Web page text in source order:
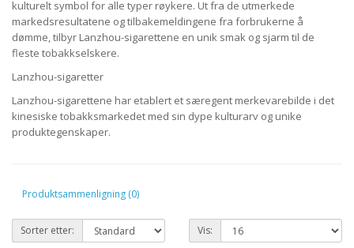
kulturelt symbol for alle typer røykere. Ut fra de utmerkede
markedsresultatene og tilbakemeldingene fra forbrukerne å
dømme, tilbyr Lanzhou-sigarettene en unik smak og sjarm til de
fleste tobakkselskere.
Lanzhou-sigaretter
Lanzhou-sigarettene har etablert et særegent merkevarebilde i det
kinesiske tobakksmarkedet med sin dype kulturarv og unike
produktegenskaper.
Produktsammenligning (0)
Sorter etter: Vis: